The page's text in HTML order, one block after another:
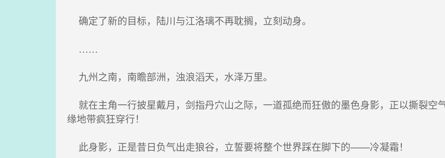
确定了新的目标，陆川与江洛璃不再耽搁，立刻动身。
……
九州之南，南瞻部洲，浊浪滔天，水泽万里。
就在主角一行披星戴月，剑指丹穴山之际，一道孤绝而狂傲的墨色身影，正以撕裂空
缘地带疯狂穿行！
此身影，正是昔日负气出走狼谷，立誓要将整个世界踩在脚下的——冷凝霜！